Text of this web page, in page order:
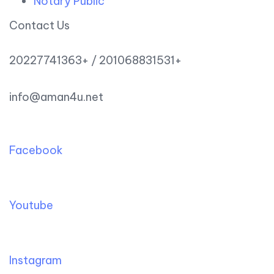
Contact Us
20227741363+ / 201068831531+
info@aman4u.net
Facebook
Youtube
Instagram